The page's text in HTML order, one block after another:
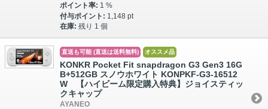
ポイント率: 1 %
付与ポイント: 1,148 pt
在庫: 残り 1 個
直送も可能 (直送は送料無料) オススメ品
KONKR Pocket Fit snapdragon G3 Gen3 16G
B+512GB スノウホワイト KONPKF-G3-16512
W 【ハイビーム限定購入特典】ジョイスティッ
クキャップ
AYANEO